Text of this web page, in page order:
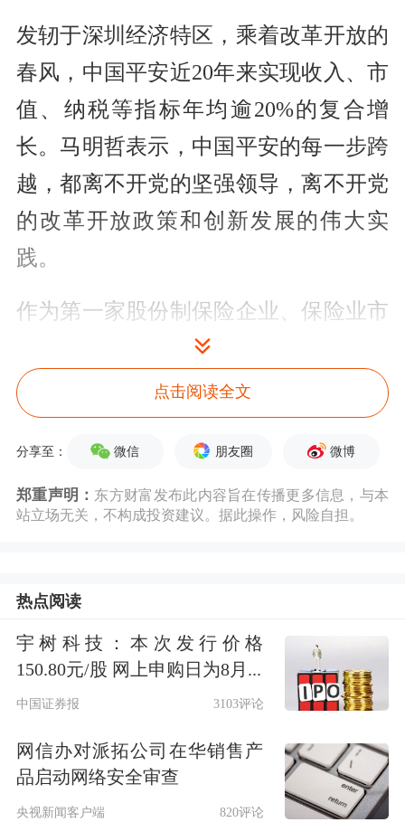
发轫于深圳经济特区，乘着改革开放的
春风，中国平安近20年来实现收入、市
值、纳税等指标年均逾20%的复合增
长。马明哲表示，中国平安的每一步跨
越，都离不开党的坚强领导，离不开党
的改革开放政策和创新发展的伟大实
践。
作为第一家股份制保险企业、保险业市
场化改革试验田，中国平安不仅是中国
改革开放的参与者，也是国家经济发展
的受益者。从打破垄断的保险市场，建
立现代化的保险营销体制，到构建综合
金融的业务版图，再到探索“金融+科
的综合性金融服务集团。
据马明哲介绍，经过三十余年发展，中
国平安现已累计为2.2亿个人客户和6.1
务，企业财产险保额20万亿元。同时，
不断迭代创新数字化科技技术，旗下子
点击阅读全文
分享至： 微信 朋友圈 微博
郑重声明： 东方财富发布此内容旨在传播更多信息，与本
站立场无关，不构成投资建议。据此操作，风险自担。
热点阅读
宇树科技：本次发行价格
150.80元/股 网上申购日为8月...
中国证券报 3103评论
网信办对派拓公司在华销售产
品启动网络安全审查
央视新闻客户端 820评论